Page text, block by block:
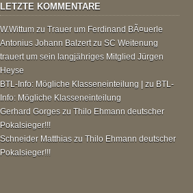
LETZTE KOMMENTARE
W.Wittum zu Trauer um Ferdinand BÃ¤uerle
Antonius Johann Balzertzu SC Weitenung
trauert um sein langjähriges Mitglied Jürgen
Heyse
BTL-Info: Mögliche Klasseneinteilung | zu BTL-
Info: Mögliche Klasseneinteilung
Gerhard Gorges zu Thilo Ehmann deutscher
Pokalsieger!!!
Schneider Matthias zu Thilo Ehmann deutscher
Pokalsieger!!!